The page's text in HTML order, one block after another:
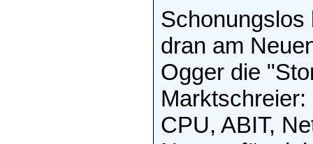
Schonungslos
dran am
Ogger die
CPU, ABIT,